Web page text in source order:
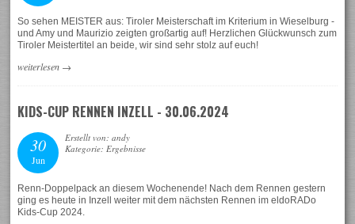
So sehen MEISTER aus: Tiroler Meisterschaft im Kriterium in Wieselburg -
und Amy und Maurizio zeigten großartig auf! Herzlichen Glückwunsch zum
Tiroler Meistertitel an beide, wir sind sehr stolz auf euch!
weiterlesen →
KIDS-CUP RENNEN INZELL - 30.06.2024
30
Jun
Erstellt von: andy
Kategorie: Ergebnisse
Renn-Doppelpack an diesem Wochenende! Nach dem Rennen gestern
ging es heute in Inzell weiter mit dem nächsten Rennen im eldoRADo
Kids-Cup 2024.